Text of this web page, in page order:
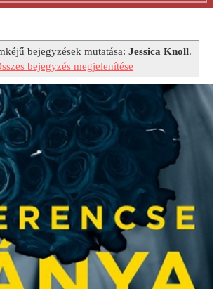
bejegyzések mutatása:Jessica Knoll.
bejegyzés megjelenítése